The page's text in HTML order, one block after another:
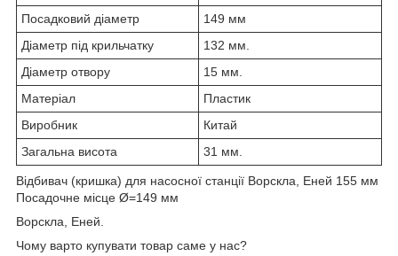
Посадковий діаметр
149 мм
Діаметр під крильчатку
132 мм.
Діаметр отвору
15 мм.
Матеріал
Пластик
Виробник
Китай
Загальна висота
31 мм.
Відбивач (кришка) для насосної станції Ворскла, Еней 155 мм
Посадочне місце Ø=149 мм
Ворскла, Еней.
Чому варто купувати товар саме у нас?